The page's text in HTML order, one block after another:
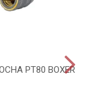
PT80 BOXER